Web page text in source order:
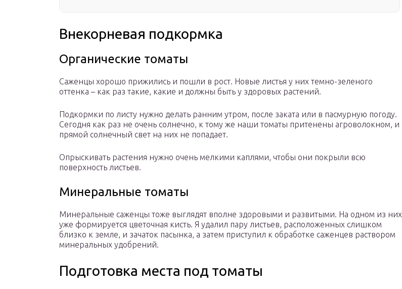
Внекорневая подкормка
Органические томаты
Саженцы хорошо прижились и пошли в рост. Новые листья у них темно-зеленого
оттенка – как раз такие, какие и должны быть у здоровых растений.
Подкормки по листу нужно делать ранним утром, после заката или в пасмурную погоду.
Сегодня как раз не очень солнечно, к тому же наши томаты притенены агроволокном, и
прямой солнечный свет на них не попадает.
Опрыскивать растения нужно очень мелкими каплями, чтобы они покрыли всю
поверхность листьев.
Минеральные томаты
Минеральные саженцы тоже выглядят вполне здоровыми и развитыми. На одном из них
уже формируется цветочная кисть. Я удалил пару листьев, расположенных слишком
близко к земле, и зачаток пасынка, а затем приступил к обработке саженцев раствором
минеральных удобрений.
Подготовка места под томаты